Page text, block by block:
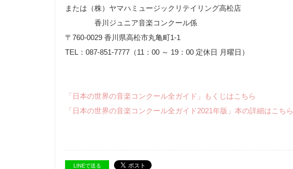
または（株）ヤマハミュージックリテイリング高松店
香川ジュニア音楽コンクール係
〒760-0029 香川県高松市丸亀町1-1
TEL：087-851-7777（11：00 ～ 19：00 定休日 月曜日）
「日本の世界の音楽コンクール全ガイド」もくじはこちら
「日本の世界の音楽コンクール全ガイド2021年版」本の詳細はこちら
LINEで送る